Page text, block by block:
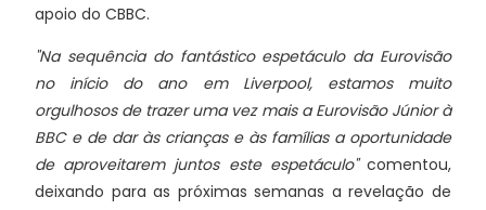
apoio do CBBC.
"Na sequência do fantástico espetáculo da Eurovisão
no início do ano em Liverpool, estamos muito
orgulhosos de trazer uma vez mais a Eurovisão Júnior à
BBC e de dar às crianças e às famílias a oportunidade
de aproveitarem juntos este espetáculo"comentou,
deixando para as próximas semanas a revelação de